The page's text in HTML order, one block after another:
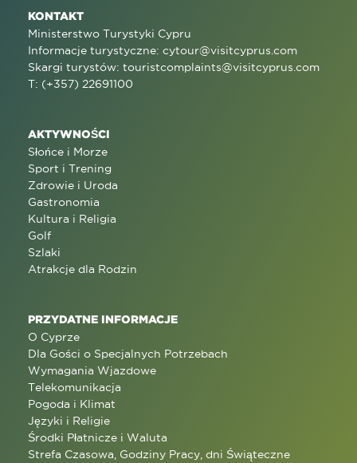
KONTAKT
Ministerstwo Turystyki Cypru
Informacje turystyczne: cytour@visitcyprus.com
Skargi turystów: touristcomplaints@visitcyprus.com
T: (+357) 22691100
AKTYWNOŚCI
Słońce i Morze
Sport i Trening
Zdrowie i Uroda
Gastronomia
Kultura i Religia
Golf
Szlaki
Atrakcje dla Rodzin
PRZYDATNE INFORMACJE
O Cyprze
Dla Gości o Specjalnych Potrzebach
Wymagania Wjazdowe
Telekomunikacja
Pogoda i Klimat
Języki i Religie
Środki Płatnicze i Waluta
Strefa Czasowa, Godziny Pracy, dni Świąteczne